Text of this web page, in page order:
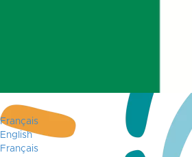
Français
English
Français